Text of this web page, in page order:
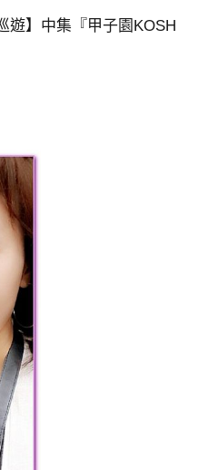
】中集『甲子園KOSH